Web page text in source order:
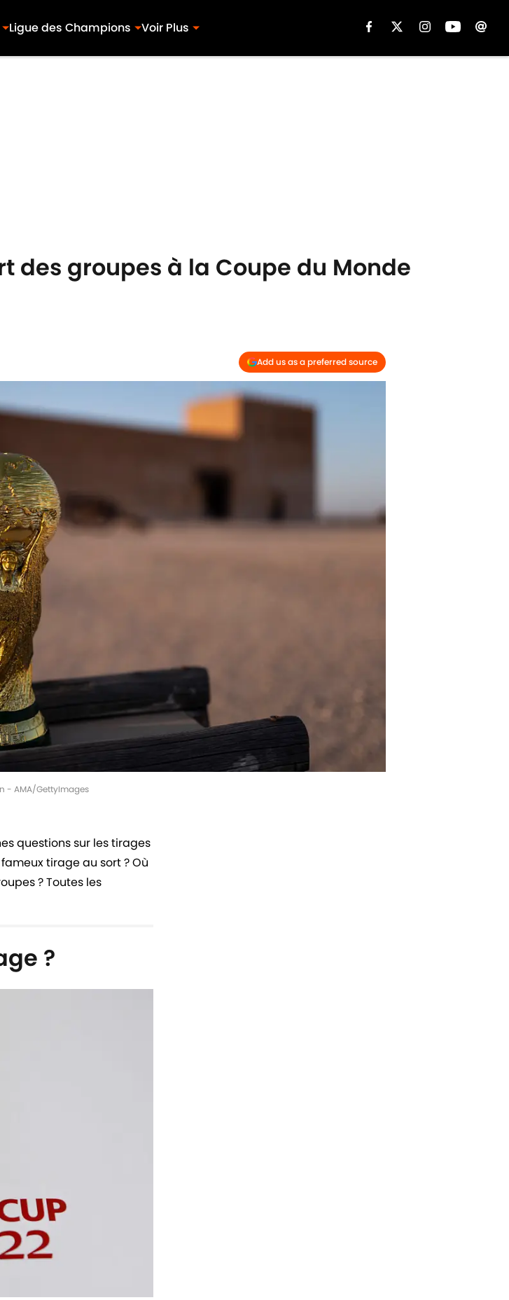
Ligue des Champions Voir Plus
des groupes à la Coupe du Monde
Add us as a preferred source
- AMA/GettyImages
questions sur les tirages
tirage au sort ? Où
?Toutes les
?